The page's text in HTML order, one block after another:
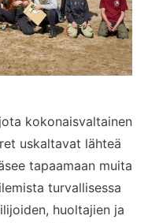
kokonaisvaltainen
uskaltavat lähteä
tapaamaan muita
turvallisessa
huoltajien ja